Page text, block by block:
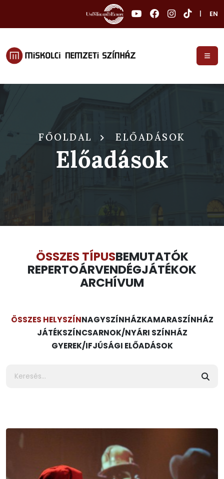
EN
FŐOLDAL ELŐADÁSOK
Előadások
ÖSSZES TÍPUSBEMUTATÓK
REPERTOÁRVENDÉGJÁTÉKOK
ARCHÍVUM
ÖSSZES HELYSZÍNNAGYSZÍNHÁZKAMARASZÍNHÁZ
JÁTÉKSZÍNCSARNOK/NYÁRI SZÍNHÁZ
GYEREK/IFJÚSÁGI ELŐADÁSOK